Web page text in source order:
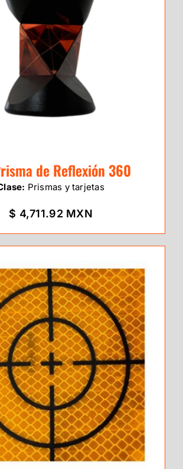
de Reflexión 360
Prismas y tarjetas
$ 4,711.92 MXN